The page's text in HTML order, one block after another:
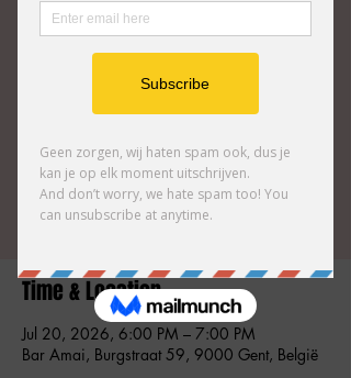
grappige, verrassende songs en genadeloze
energie. Walter Janssens en Bart Schollaert
onderscheiden zich door de perfecte balans
tussen muzikale flair en komisch
Tickets zijn niet te koop
Andere evenementen bekijken
Time & Location
Jul 20, 2026, 6:00 PM – 7:00 PM
Bar Amai, Burgstraat 59, 9000 Gent, België